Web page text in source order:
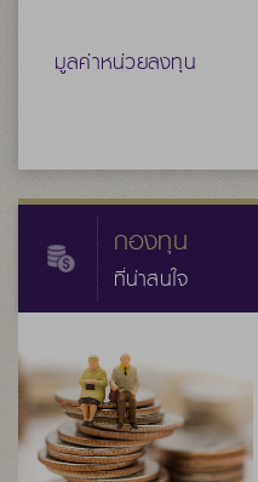
มูลค่าหน่วยลงทุน
กองทุน
ที่น่าสนใจ